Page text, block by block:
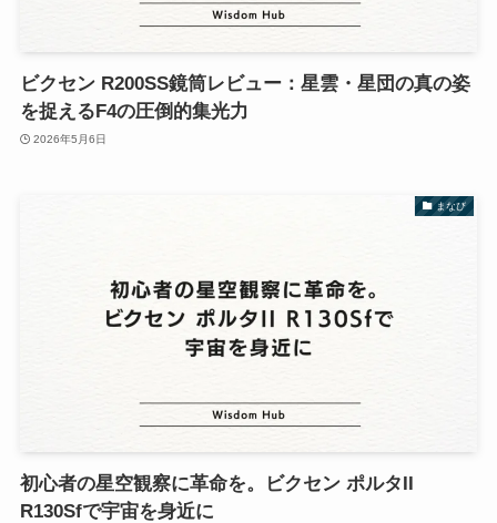
ビクセン R200SS鏡筒レビュー：星雲・星団の真の姿
を捉えるF4の圧倒的集光力
2026年5月6日
まなび
初心者の星空観察に革命を。ビクセン ポルタII
R130Sfで宇宙を身近に